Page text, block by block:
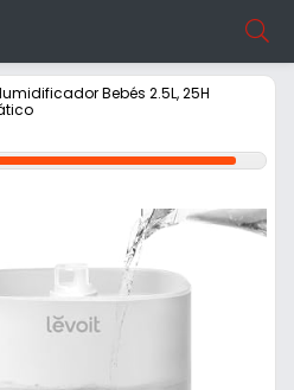
Bebés 2.5L, 25H